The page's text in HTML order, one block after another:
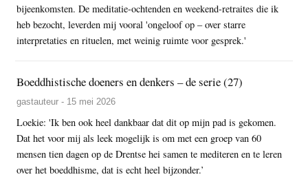
bijeenkomsten. De meditatie-ochtenden en weekend-retraites die ik
heb bezocht, leverden mij vooral 'ongeloof op – over starre
interpretaties en rituelen, met weinig ruimte voor gesprek.'
Boeddhistische doeners en denkers – de serie (27)
gastauteur - 15 mei 2026
Loekie: 'Ik ben ook heel dankbaar dat dit op mijn pad is gekomen.
Dat het voor mij als leek mogelijk is om met een groep van 60
mensen tien dagen op de Drentse hei samen te mediteren en te leren
over het boeddhisme, dat is echt heel bijzonder.’